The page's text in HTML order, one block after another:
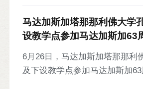
马达加斯加塔那那利佛大学
设教学点参加马达加斯加63
6月26日，马达加斯加塔那那利
及下设教学点参加马达加斯加